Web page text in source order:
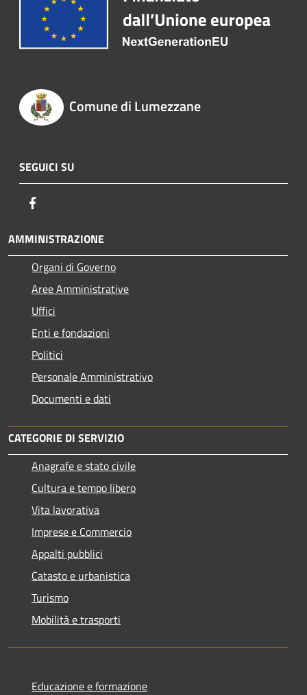
Comune di Lumezzane
SEGUICI SU
AMMINISTRAZIONE
Organi di Governo
Aree Amministrative
Uffici
Enti e fondazioni
Politici
Personale Amministrativo
Documenti e dati
CATEGORIE DI SERVIZIO
Anagrafe e stato civile
Cultura e tempo libero
Vita lavorativa
Imprese e Commercio
Appalti pubblici
Catasto e urbanistica
Turismo
Mobilità e trasporti
Educazione e formazione